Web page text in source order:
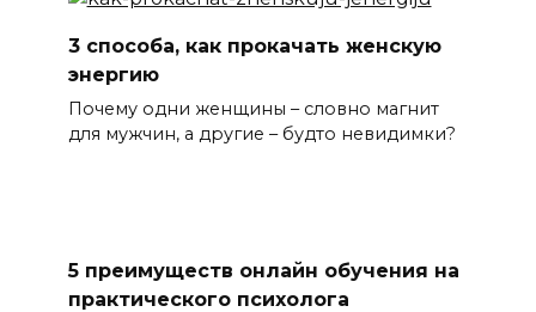
3 способа, как прокачать женскую
энергию
Почему одни женщины – словно магнит
для мужчин, а другие – будто невидимки?
5 преимуществ онлайн обучения на
практического психолога